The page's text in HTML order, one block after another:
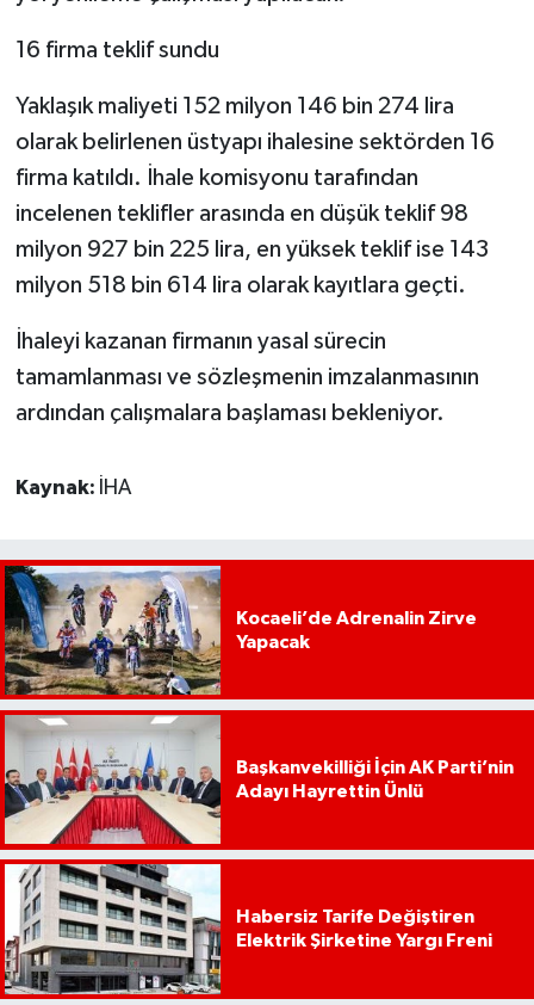
16 firma teklif sundu
Yaklaşık maliyeti 152 milyon 146 bin 274 lira
olarak belirlenen üstyapı ihalesine sektörden 16
firma katıldı. İhale komisyonu tarafından
incelenen teklifler arasında en düşük teklif 98
milyon 927 bin 225 lira, en yüksek teklif ise 143
milyon 518 bin 614 lira olarak kayıtlara geçti.
İhaleyi kazanan firmanın yasal sürecin
tamamlanması ve sözleşmenin imzalanmasının
ardından çalışmalara başlaması bekleniyor.
Kaynak: İHA
Kocaeli’de Adrenalin Zirve
Yapacak
Başkanvekilliği İçin AK Parti’nin
Adayı Hayrettin Ünlü
Habersiz Tarife Değiştiren
Elektrik Şirketine Yargı Freni